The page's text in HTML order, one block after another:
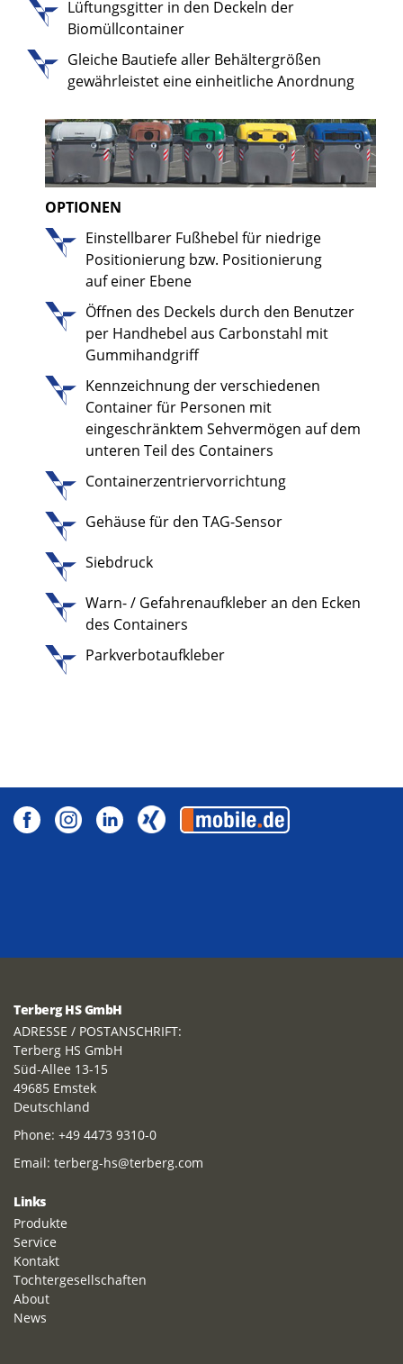
Lüftungsgitter in den Deckeln der
Biomüllcontainer
Gleiche Bautiefe aller Behältergrößen
gewährleistet eine einheitliche Anordnung
OPTIONEN
Einstellbarer Fußhebel für niedrige
Positionierung bzw. Positionierung
auf einer Ebene
Öffnen des Deckels durch den Benutzer
per Handhebel aus Carbonstahl mit
Gummihandgriff
Kennzeichnung der verschiedenen
Container für Personen mit
eingeschränktem Sehvermögen auf dem
unteren Teil des Containers
Containerzentriervorrichtung
Gehäuse für den TAG-Sensor
Siebdruck
Warn- / Gefahrenaufkleber an den Ecken
des Containers
Parkverbotaufkleber
Terberg HS GmbH
ADRESSE / POSTANSCHRIFT:
Terberg HS GmbH
Süd-Allee 13-15
49685 Emstek
Deutschland
Phone: +49 4473 9310-0
Email: terberg-hs@terberg.com
Links
Produkte
Service
Kontakt
Tochtergesellschaften
About
News